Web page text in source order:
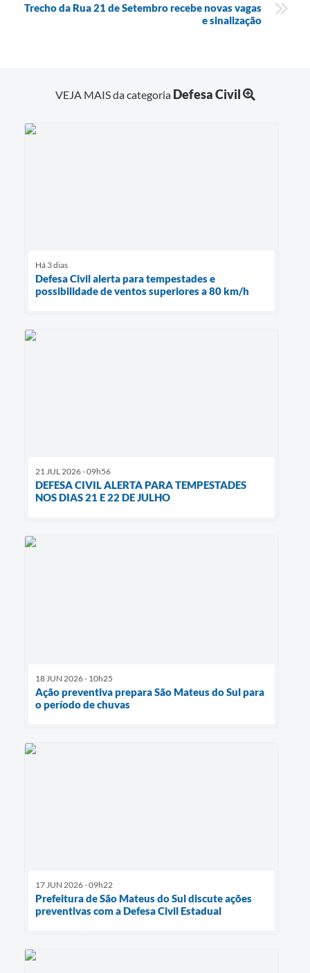
Trecho da Rua 21 de Setembro recebe novas vagas
e sinalização
VEJA MAIS da categoria Defesa Civil
Há 3 dias
Defesa Civil alerta para tempestades e
possibilidade de ventos superiores a 80 km/h
21 JUL 2026 - 09h56
DEFESA CIVIL ALERTA PARA TEMPESTADES
NOS DIAS 21 E 22 DE JULHO
18 JUN 2026 - 10h25
Ação preventiva prepara São Mateus do Sul para
o período de chuvas
17 JUN 2026 - 09h22
Prefeitura de São Mateus do Sul discute ações
preventivas com a Defesa Civil Estadual